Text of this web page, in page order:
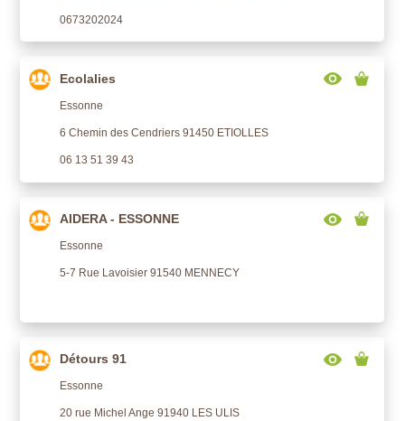
0673202024
Ecolalies
Essonne
6 Chemin des Cendriers 91450 ETIOLLES
06 13 51 39 43
AIDERA - ESSONNE
Essonne
5-7 Rue Lavoisier 91540 MENNECY
Détours 91
Essonne
20 rue Michel Ange 91940 LES ULIS